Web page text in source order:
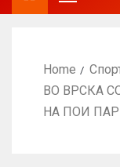
Home
ВО ВРСКА
НА ПОИ